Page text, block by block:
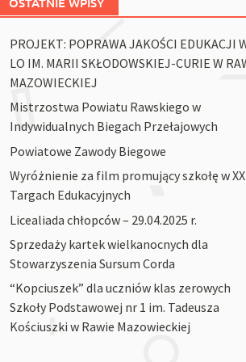
PROJEKT: POPRAWA JAKOŚCI EDUKACJI
LO IM. MARII SKŁODOWSKIEJ-CURIE W
MAZOWIECKIEJ
Mistrzostwa Powiatu Rawskiego w
Indywidualnych Biegach Przełajowych
Powiatowe Zawody Biegowe
Wyróżnienie za film promujący szkołę w
Targach Edukacyjnych
Licealiada chłopców – 29.04.2025 r.
Sprzedaży kartek wielkanocnych dla
Stowarzyszenia Sursum Corda
“Kopciuszek” dla uczniów klas zerowych
Szkoły Podstawowej nr 1 im. Tadeusza
Kościuszki w Rawie Mazowieckiej